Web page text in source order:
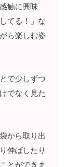
触に興味
てる！」な
ら楽しむ姿
で少しずつ
でなく見た
から取り出
伸ばしたり
とができま